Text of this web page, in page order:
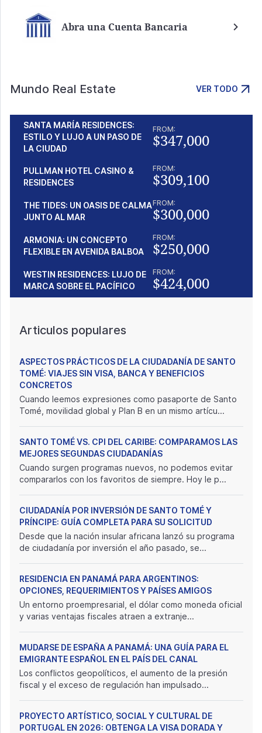
Abra una Cuenta Bancaria
Mundo Real Estate VER TODO
SANTA MARÍA RESIDENCES:
ESTILO Y LUJO A UN PASO DE
LA CIUDAD
FROM:
$347,000
PULLMAN HOTEL CASINO &
RESIDENCES
FROM:
$309,100
THE TIDES: UN OASIS DE CALMA
JUNTO AL MAR
FROM:
$300,000
ARMONIA: UN CONCEPTO
FLEXIBLE EN AVENIDA BALBOA
FROM:
$250,000
WESTIN RESIDENCES: LUJO DE
MARCA SOBRE EL PACÍFICO
FROM:
$424,000
Articulos populares
ASPECTOS PRÁCTICOS DE LA CIUDADANÍA DE SANTO
TOMÉ: VIAJES SIN VISA, BANCA Y BENEFICIOS
CONCRETOS
Cuando leemos expresiones como pasaporte de Santo
Tomé, movilidad global y Plan B en un mismo artícu...
SANTO TOMÉ VS. CPI DEL CARIBE: COMPARAMOS LAS
MEJORES SEGUNDAS CIUDADANÍAS
Cuando surgen programas nuevos, no podemos evitar
compararlos con los favoritos de siempre. Hoy le p...
CIUDADANÍA POR INVERSIÓN DE SANTO TOMÉ Y
PRÍNCIPE: GUÍA COMPLETA PARA SU SOLICITUD
Desde que la nación insular africana lanzó su programa
de ciudadanía por inversión el año pasado, se...
RESIDENCIA EN PANAMÁ PARA ARGENTINOS:
OPCIONES, REQUERIMIENTOS Y PAÍSES AMIGOS
Un entorno proempresarial, el dólar como moneda oficial
y varias ventajas fiscales atraen a extranje...
MUDARSE DE ESPAÑA A PANAMÁ: UNA GUÍA PARA EL
EMIGRANTE ESPAÑOL EN EL PAÍS DEL CANAL
Los conflictos geopolíticos, el aumento de la presión
fiscal y el exceso de regulación han impulsado...
PROYECTO ARTÍSTICO, SOCIAL Y CULTURAL DE
PORTUGAL EN 2026: OBTENGA LA VISA DORADA Y